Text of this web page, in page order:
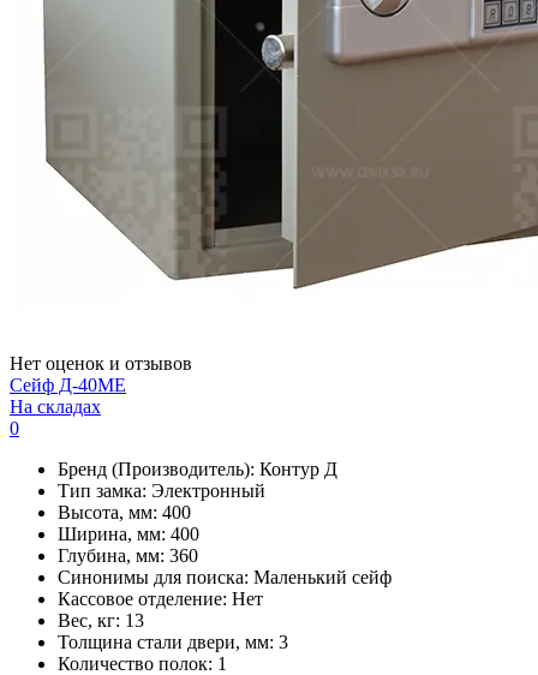
Нет оценок и отзывов
Сейф Д-40МЕ
На складах
0
Бренд (Производитель): Контур Д
Тип замка: Электронный
Высота, мм: 400
Ширина, мм: 400
Глубина, мм: 360
Синонимы для поиска: Маленький сейф
Кассовое отделение: Нет
Вес, кг: 13
Толщина стали двери, мм: 3
Количество полок: 1